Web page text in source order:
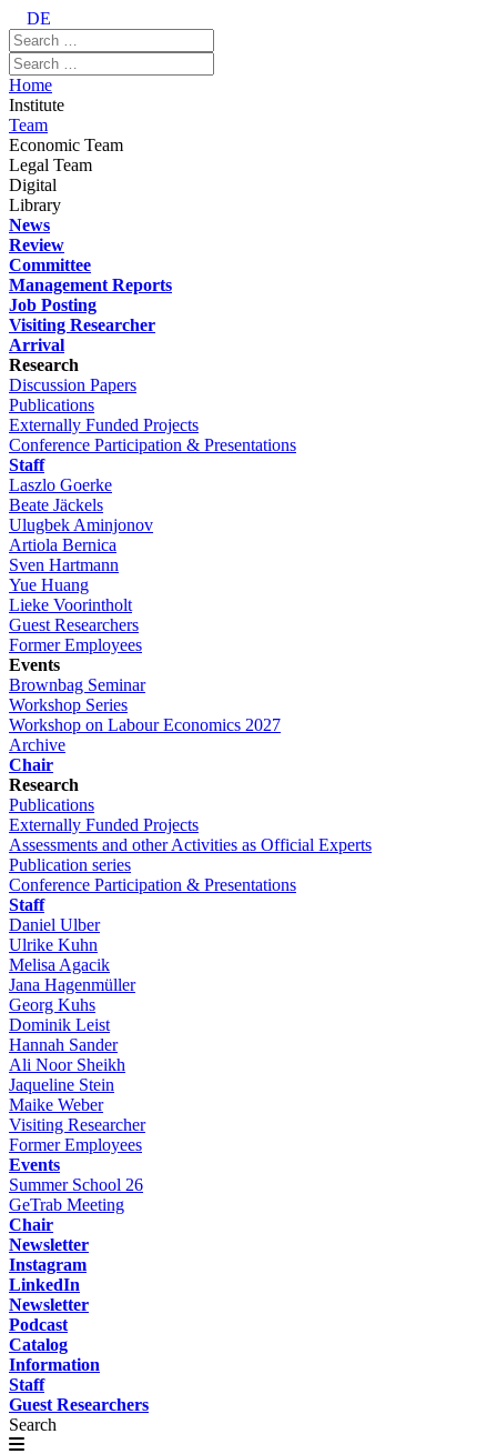
DE
Home
Institute
Team
Economic Team
Legal Team
Digital
Library
News
Review
Committee
Management Reports
Job Posting
Visiting Researcher
Arrival
Research
Discussion Papers
Publications
Externally Funded Projects
Conference Participation & Presentations
Staff
Laszlo Goerke
Beate Jäckels
Ulugbek Aminjonov
Artiola Bernica
Sven Hartmann
Yue Huang
Lieke Voorintholt
Guest Researchers
Former Employees
Events
Brownbag Seminar
Workshop Series
Workshop on Labour Economics 2027
Archive
Chair
Research
Publications
Externally Funded Projects
Assessments and other Activities as Official Experts
Publication series
Conference Participation & Presentations
Staff
Daniel Ulber
Ulrike Kuhn
Melisa Agacik
Jana Hagenmüller
Georg Kuhs
Dominik Leist
Hannah Sander
Ali Noor Sheikh
Jaqueline Stein
Maike Weber
Visiting Researcher
Former Employees
Events
Summer School 26
GeTrab Meeting
Chair
Newsletter
Instagram
LinkedIn
Newsletter
Podcast
Catalog
Information
Staff
Guest Researchers
Search